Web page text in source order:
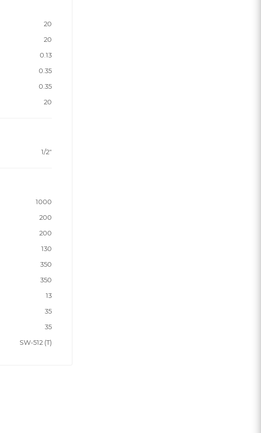
20
20
0.13
0.35
0.35
20
1/2"
1000
200
200
130
350
350
13
35
35
SW-512 (T)